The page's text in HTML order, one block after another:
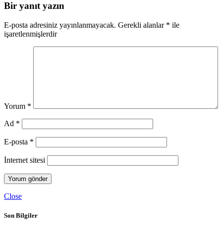
Bir yanıt yazın
E-posta adresiniz yayınlanmayacak. Gerekli alanlar * ile
işaretlenmişlerdir
Yorum *
Ad *
E-posta *
İnternet sitesi
Close
Son Bilgiler